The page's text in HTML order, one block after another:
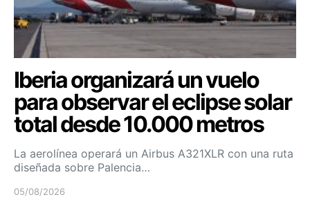
Iberia organizará un vuelo
para observar el eclipse solar
total desde 10.000 metros
La aerolínea operará un Airbus A321XLR con una ruta
diseñada sobre Palencia…
05/08/2026